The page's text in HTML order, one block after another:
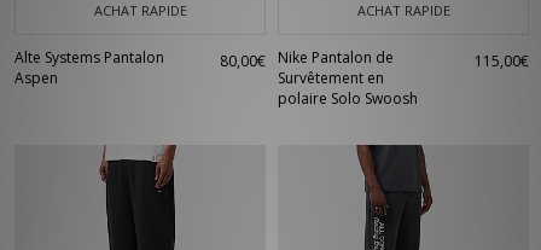
ACHAT RAPIDE
Alte Systems Pantalon
Aspen
80,00€
ACHAT RAPIDE
Nike Pantalon de
Survêtement en
polaire Solo Swoosh
115,00€